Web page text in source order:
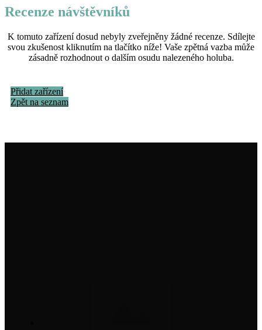
Recenze návštěvníků
K tomuto zařízení dosud nebyly zveřejněny žádné recenze. Sdílejte
svou zkušenost kliknutím na tlačítko níže! Vaše zpětná vazba může
zásadně rozhodnout o dalším osudu nalezeného holuba.
Přidat zařízení
Zpět na seznam